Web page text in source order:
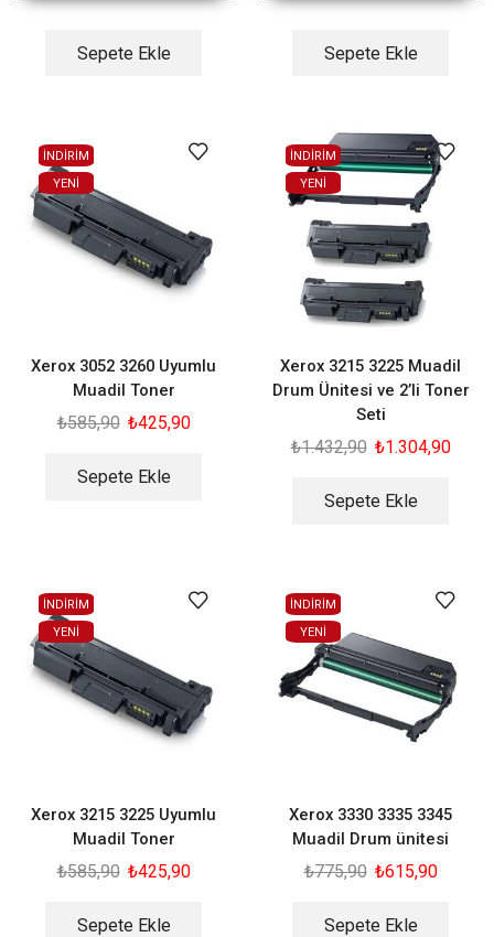
Sepete Ekle Sepete Ekle
İNDİRİM
YENI
Xerox 3052 3260 Uyumlu
Muadil Toner
₺585,90 ₺425,90
Sepete Ekle
İNDİRİM
YENI
Xerox 3215 3225 Muadil
Drum Ünitesi ve 2’li Toner
Seti
₺1.432,90 ₺1.304,90
Sepete Ekle
İNDİRİM
YENI
Xerox 3215 3225 Uyumlu
Muadil Toner
₺585,90 ₺425,90
Sepete Ekle
İNDİRİM
YENI
Xerox 3330 3335 3345
Muadil Drum ünitesi
₺775,90 ₺615,90
Sepete Ekle